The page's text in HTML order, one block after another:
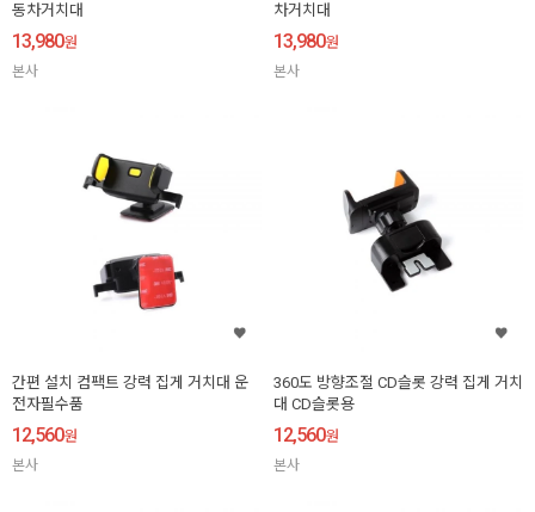
동차거치대
13,980원
본사
차거치대
13,980원
본사
간편 설치 컴팩트 강력 집게 거치대 운
전자필수품
12,560원
본사
360도 방향조절 CD슬롯 강력 집게 거치
대 CD슬롯용
12,560원
본사